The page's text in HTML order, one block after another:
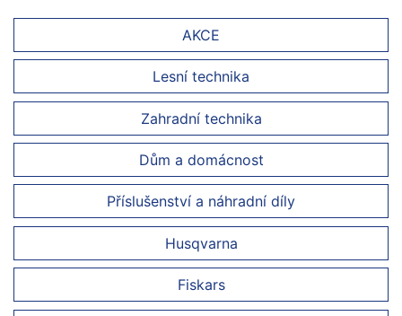
AKCE
Lesní technika
Zahradní technika
Dům a domácnost
Příslušenství a náhradní díly
Husqvarna
Fiskars